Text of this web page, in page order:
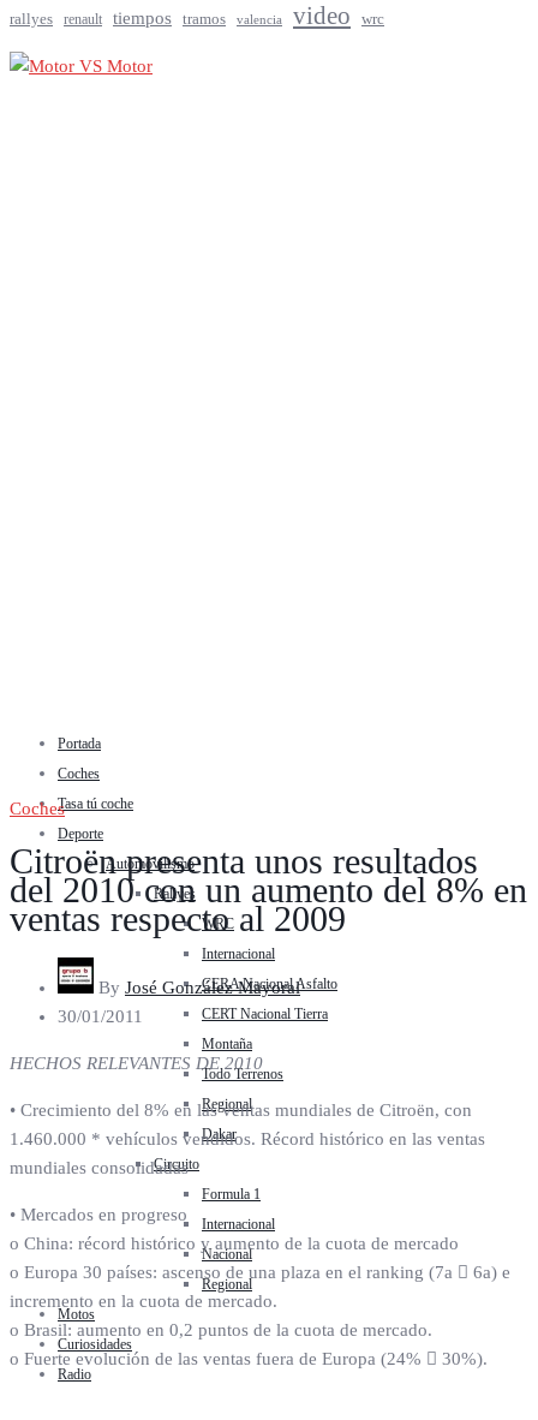
rallyes renault tiempos tramos valencia video wrc
Portada
Coches
Tasa tú coche
Deporte
Automovilismo
Rallyes
WRC
Internacional
CERA Nacional Asfalto
CERT Nacional Tierra
Montaña
Todo Terrenos
Regional
Dakar
Circuito
Formula 1
Internacional
Nacional
Regional
Motos
Curiosidades
Radio
Coches
Citroën presenta unos resultados
del 2010 con un aumento del 8% en
ventas respecto al 2009
By José González Mayoral
30/01/2011
HECHOS RELEVANTES DE 2010
• Crecimiento del 8% en las ventas mundiales de Citroën, con
1.460.000 * vehículos vendidos. Récord histórico en las ventas
mundiales consolidadas
• Mercados en progreso
o China: récord histórico y aumento de la cuota de mercado
o Europa 30 países: ascenso de una plaza en el ranking (7a  6a) e
incremento en la cuota de mercado.
o Brasil: aumento en 0,2 puntos de la cuota de mercado.
o Fuerte evolución de las ventas fuera de Europa (24%  30%).